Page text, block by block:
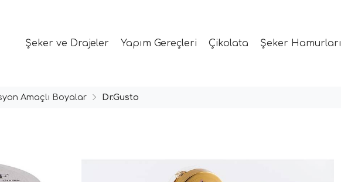
Şeker ve Drajeler Yapım Gereçleri Çikolata Şeker Hamurları
Amaçlı Boyalar Dr.Gusto